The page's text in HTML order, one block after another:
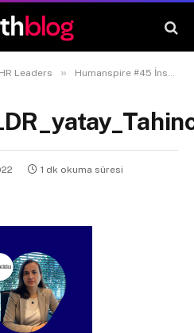
HR Leaders » Humanspire #45 İnsan Kaynakları Ve Kurumsal İşler Direktörü Tuğba Akgün
1 dk okuma süresi